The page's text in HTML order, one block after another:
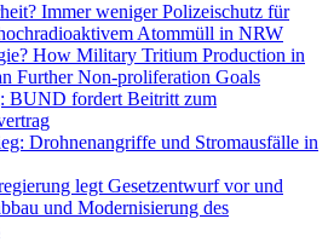
Immer weniger Polizeischutz für
Atommüll in NRW
How Military Tritium Production in
Further Non-proliferation Goals
BUND fordert Beitritt zum
Drohnenangriffe und Stromausfälle in
legt Gesetzentwurf vor und
und Modernisierung des